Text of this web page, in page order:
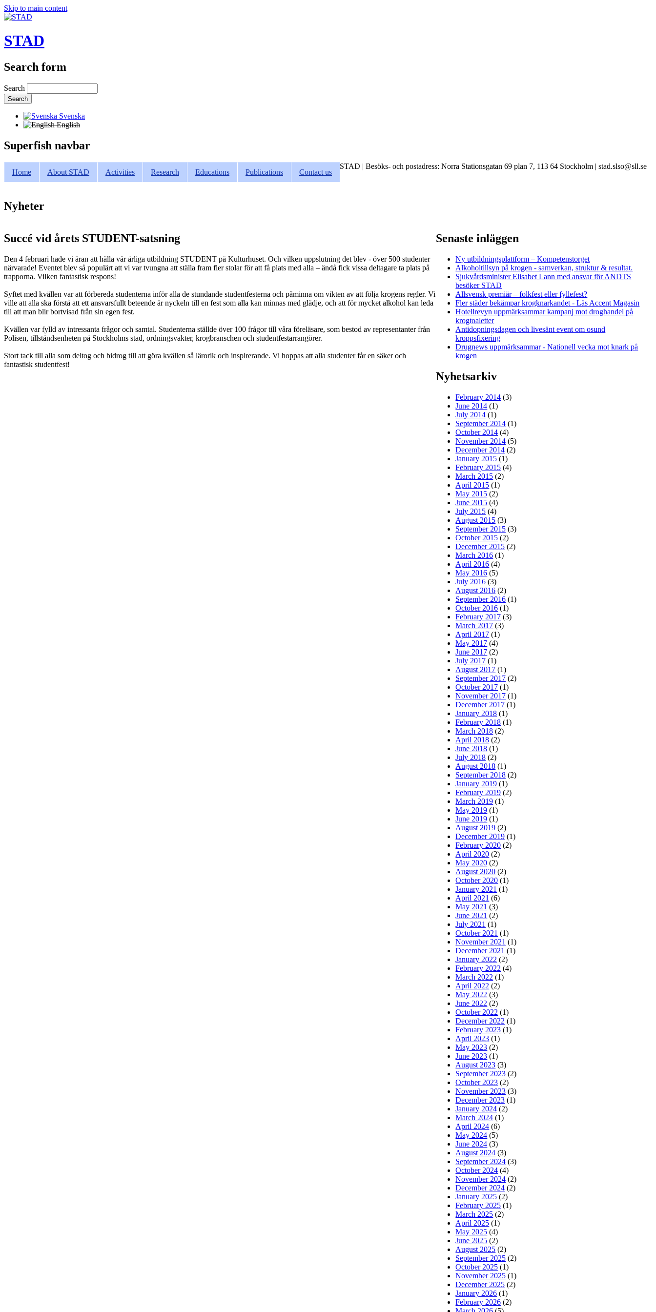
Skip to main content
STAD
Search form
Search
Svenska
English
Superfish navbar
Home About STAD Activities Research Educations Publications Contact us
Nyheter
Succé vid årets STUDENT-satsning
Den 4 februari hade vi äran att hålla vår årliga utbildning STUDENT på Kulturhuset. Och vilken uppslutning det blev - över 500 studenter
närvarade! Eventet blev så populärt att vi var tvungna att ställa fram fler stolar för att få plats med alla – ändå fick vissa deltagare ta plats på
trapporna. Vilken fantastisk respons!
Syftet med kvällen var att förbereda studenterna inför alla de stundande studentfesterna och påminna om vikten av att följa krogens regler. Vi
ville att alla ska förstå att ett ansvarsfullt beteende är nyckeln till en fest som alla kan minnas med glädje, och att för mycket alkohol kan leda
till att man blir bortvisad från sin egen fest.
Kvällen var fylld av intressanta frågor och samtal. Studenterna ställde över 100 frågor till våra föreläsare, som bestod av representanter från
Polisen, tillståndsenheten på Stockholms stad, ordningsvakter, krogbranschen och studentfestarrangörer.
Stort tack till alla som deltog och bidrog till att göra kvällen så lärorik och inspirerande. Vi hoppas att alla studenter får en säker och
fantastisk studentfest!
Senaste inläggen
Ny utbildningsplattform – Kompetenstorget
Alkoholtillsyn på krogen - samverkan, struktur & resultat.
Sjukvårdsminister Elisabet Lann med ansvar för ANDTS
besöker STAD
Allsvensk premiär – folkfest eller fyllefest?
Fler städer bekämpar krogknarkandet - Läs Accent Magasin
Hotellrevyn uppmärksammar kampanj mot droghandel på
krogtoaletter
Antidopningsdagen och livesänt event om osund
kroppsfixering
Drugnews uppmärksammar - Nationell vecka mot knark på
krogen
Nyhetsarkiv
February 2014 (3)
June 2014 (1)
July 2014 (1)
September 2014 (1)
October 2014 (4)
November 2014 (5)
December 2014 (2)
January 2015 (1)
February 2015 (4)
March 2015 (2)
April 2015 (1)
May 2015 (2)
June 2015 (4)
July 2015 (4)
August 2015 (3)
September 2015 (3)
October 2015 (2)
December 2015 (2)
March 2016 (1)
April 2016 (4)
May 2016 (5)
July 2016 (3)
August 2016 (2)
September 2016 (1)
October 2016 (1)
February 2017 (3)
March 2017 (3)
April 2017 (1)
May 2017 (4)
June 2017 (2)
July 2017 (1)
August 2017 (1)
September 2017 (2)
October 2017 (1)
November 2017 (1)
December 2017 (1)
January 2018 (1)
February 2018 (1)
March 2018 (2)
April 2018 (2)
June 2018 (1)
July 2018 (2)
August 2018 (1)
September 2018 (2)
January 2019 (1)
February 2019 (2)
March 2019 (1)
May 2019 (1)
June 2019 (1)
August 2019 (2)
December 2019 (1)
February 2020 (2)
April 2020 (2)
May 2020 (2)
August 2020 (2)
October 2020 (1)
January 2021 (1)
April 2021 (6)
May 2021 (3)
June 2021 (2)
July 2021 (1)
October 2021 (1)
November 2021 (1)
December 2021 (1)
January 2022 (2)
February 2022 (4)
March 2022 (1)
April 2022 (2)
May 2022 (3)
June 2022 (2)
October 2022 (1)
December 2022 (1)
February 2023 (1)
April 2023 (1)
May 2023 (2)
June 2023 (1)
August 2023 (3)
September 2023 (2)
October 2023 (2)
November 2023 (3)
December 2023 (1)
January 2024 (2)
March 2024 (1)
April 2024 (6)
May 2024 (5)
June 2024 (3)
August 2024 (3)
September 2024 (3)
October 2024 (4)
November 2024 (2)
December 2024 (2)
January 2025 (2)
February 2025 (1)
March 2025 (2)
April 2025 (1)
May 2025 (4)
June 2025 (2)
August 2025 (2)
September 2025 (2)
October 2025 (1)
November 2025 (1)
December 2025 (2)
January 2026 (1)
February 2026 (2)
STAD | Besöks- och postadress: Norra Stationsgatan 69 plan 7, 113 64 Stockholm | stad.slso@sll.se